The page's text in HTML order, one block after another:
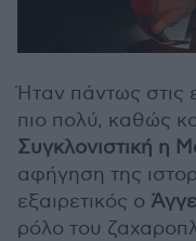
Ήταν πάντως στις
πιο πολύ, καθώς
Συγκλονιστική η
αφήγηση της
εξαιρετικός ο
ρόλο του